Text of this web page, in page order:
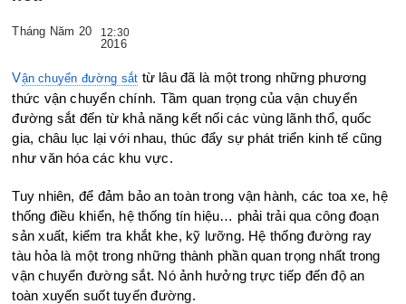
Tháng Năm 20 12:30
2016
Vận chuyển đường sắt từ lâu đã là một trong những phương
thức vận chuyển chính. Tầm quan trọng của vận chuyển
đường sắt đến từ khả năng kết nối các vùng lãnh thổ, quốc
gia, châu lục lại với nhau, thúc đẩy sự phát triển kinh tế cũng
như văn hóa các khu vực.
Tuy nhiên, để đảm bảo an toàn trong vận hành, các toa xe, hệ
thống điều khiển, hệ thống tín hiệu… phải trải qua công đoạn
sản xuất, kiểm tra khắt khe, kỹ lưỡng. Hệ thống đường ray
tàu hỏa là một trong những thành phần quan trọng nhất trong
vận chuyển đường sắt. Nó ảnh hưởng trực tiếp đến độ an
toàn xuyến suốt tuyến đường.